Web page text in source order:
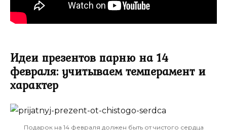
Идеи презентов парню на 14
февраля: учитываем темперамент и
характер
Подарок на 14 февраля должен быть от чистого сердца